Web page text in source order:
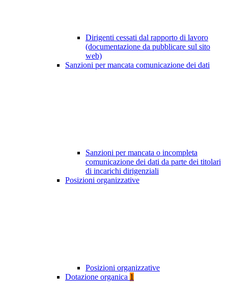
Dirigenti cessati dal rapporto di lavoro
(documentazione da pubblicare sul sito
web)
Sanzioni per mancata comunicazione dei dati
Sanzioni per mancata o incompleta
comunicazione dei dati da parte dei titolari
di incarichi dirigenziali
Posizioni organizzative
Posizioni organizzative
Dotazione organica 1